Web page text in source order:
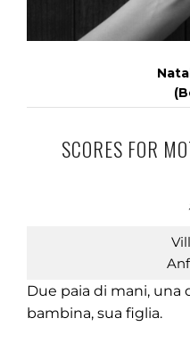
SCORES FOR
Due paia di mani, una
bambina, sua figlia.